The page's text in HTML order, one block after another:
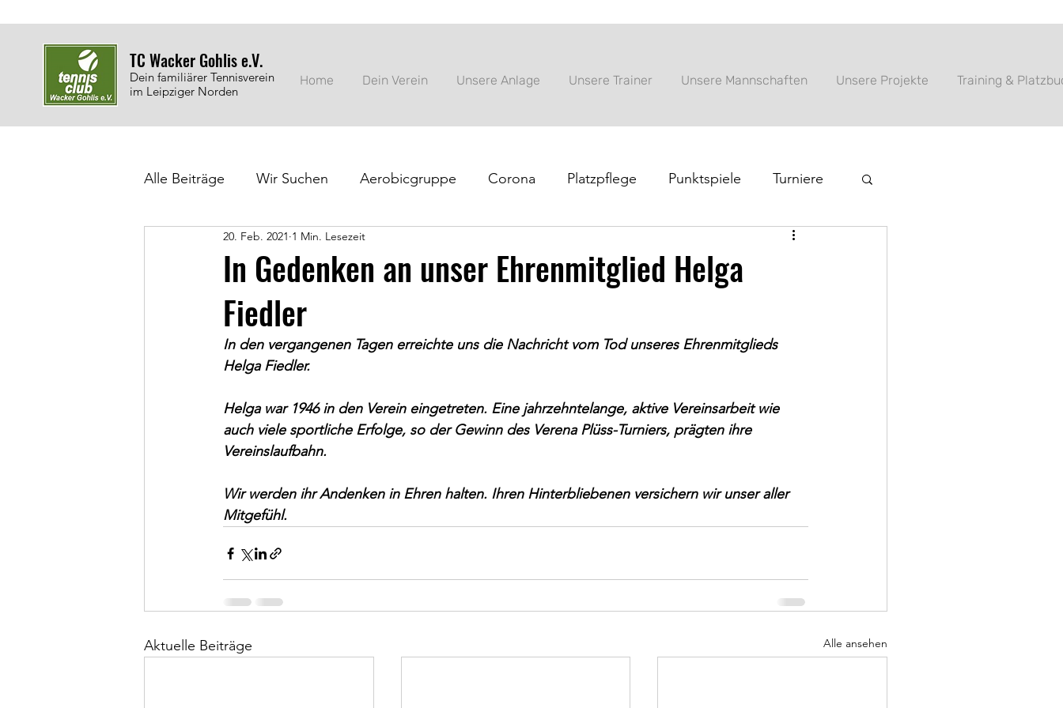
TC Wacker Gohlis e.V.
Dein familiärer Tennisverein
im Leipziger Norden
Home Dein Verein Unsere Anlage Unsere Trainer Unsere Mannschaften Unsere Projekte Training &
Alle Beiträge Wir Suchen Aerobicgruppe Corona Platzpflege Punktspiele Turniere
Jugendarbeit Auszeichnung
In Gedenken an unser Ehrenmitglied Helga
Fiedler
20. Feb. 2021 1 Min. Lesezeit
In den vergangenen Tagen erreichte uns die Nachricht vom Tod unseres Ehrenmitglieds
Helga Fiedler.
Helga war 1946 in den Verein eingetreten. Eine jahrzehntelange, aktive Vereinsarbeit wie
auch viele sportliche Erfolge, so der Gewinn des Verena Plüss-Turniers, prägten ihre
Vereinslaufbahn.
Wir werden ihr Andenken in Ehren halten. Ihren Hinterbliebenen versichern wir unser aller
Mitgefühl.
Aktuelle Beiträge Alle ansehen